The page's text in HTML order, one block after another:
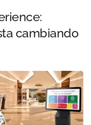
cambiando